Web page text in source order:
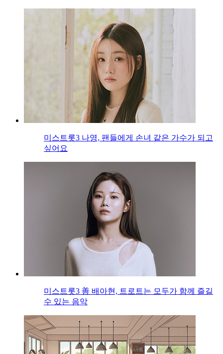
미스트롯3 나영, 팬들에게 손녀 같은 가수가 되고
싶어요
미스트롯3 善 배아현, 트로트는 모두가 함께 즐길
수 있는 음악